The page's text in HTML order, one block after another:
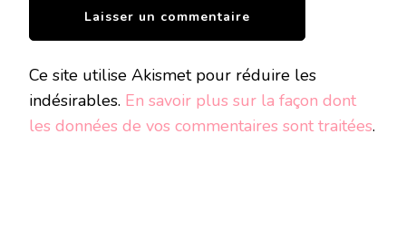
Ce site utilise Akismet pour réduire les
indésirables. En savoir plus sur la façon dont
les données de vos commentaires sont traitées.